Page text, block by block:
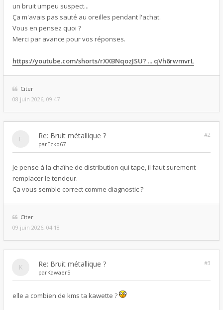
un bruit umpeu suspect...
Ça m'avais pas sauté au oreilles pendant l'achat.
Vous en pensez quoi ?
Merci par avance pour vos réponses.
https://youtube.com/shorts/rXXBNqozJSU? ... qVh6rwmvrL
Citer
08 juin 2026, 09:47
Re: Bruit métallique ?
#2
parEcko67
Je pense à la chaîne de distribution qui tape, il faut surement
remplacer le tendeur.
Ça vous semble correct comme diagnostic ?
Citer
09 juin 2026, 04:18
Re: Bruit métallique ?
#3
parKawaer5
elle a combien de kms ta kawette ?